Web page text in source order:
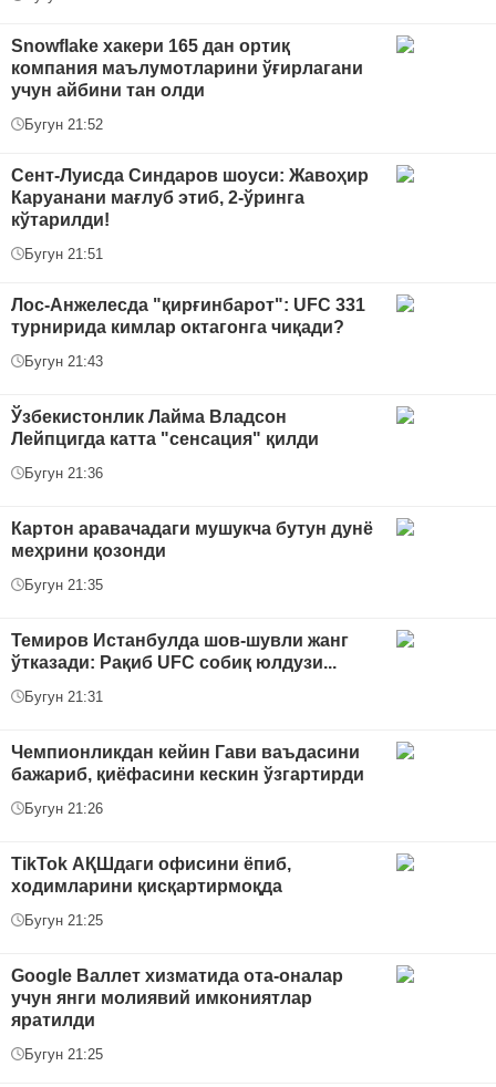
Snowflake хакери 165 дан ортиқ
компания маълумотларини ўғирлагани
учун айбини тан олди
Бугун 21:52
Сент-Луисда Синдаров шоуси: Жавоҳир
Каруанани мағлуб этиб, 2-ўринга
кўтарилди!
Бугун 21:51
Лос-Анжелесда "қирғинбарот": UFC 331
турнирида кимлар октагонга чиқади?
Бугун 21:43
Ўзбекистонлик Лайма Владсон
Лейпцигда катта "сенсация" қилди
Бугун 21:36
Картон аравачадаги мушукча бутун дунё
меҳрини қозонди
Бугун 21:35
Темиров Истанбулда шов-шувли жанг
ўтказади: Рақиб UFC собиқ юлдузи...
Бугун 21:31
Чемпионликдан кейин Гави ваъдасини
бажариб, қиёфасини кескин ўзгартирди
Бугун 21:26
TikTok АҚШдаги офисини ёпиб,
ходимларини қисқартирмоқда
Бугун 21:25
Google Валлет хизматида ота-оналар
учун янги молиявий имкониятлар
яратилди
Бугун 21:25